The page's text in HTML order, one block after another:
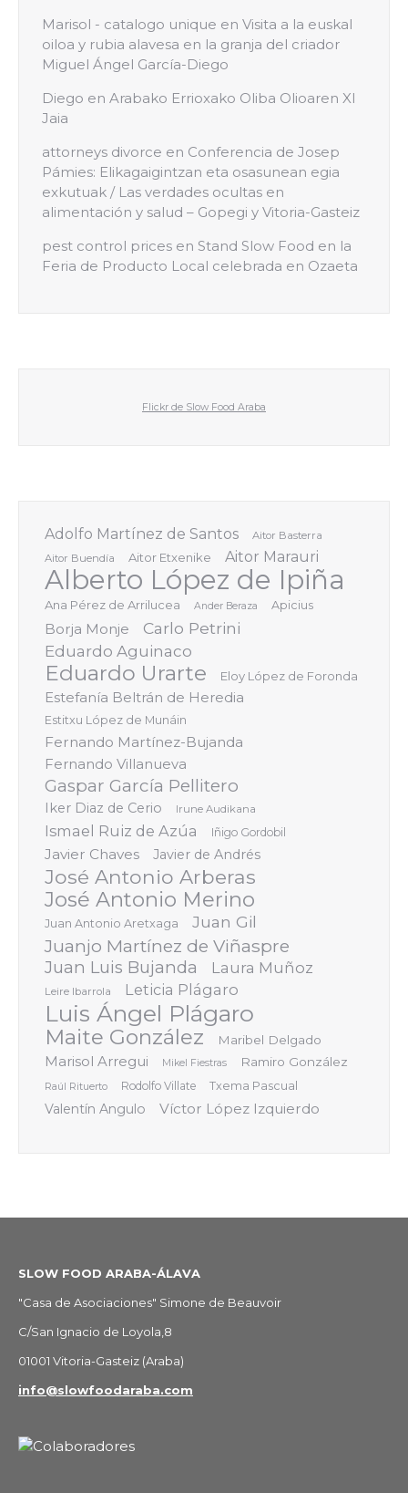
Marisol - catalogo unique en Visita a la euskal
oiloa y rubia alavesa en la granja del criador
Miguel Ángel García-Diego
Diego en Arabako Errioxako Oliba Olioaren XI
Jaia
attorneys divorce en Conferencia de Josep
Pámies: Elikagaigintzan eta osasunean egia
exkutuak / Las verdades ocultas en
alimentación y salud – Gopegi y Vitoria-Gasteiz
pest control prices en Stand Slow Food en la
Feria de Producto Local celebrada en Ozaeta
Flickr de Slow Food Araba
Adolfo Martínez de Santos
Aitor Basterra
Aitor Buendía
Aitor Etxenike Aitor Marauri
Alberto López de Ipiña
Ana Pérez de Arrilucea Ander Beraza Apicius
Borja Monje Carlo Petrini
Eduardo Aguinaco
Eduardo Urarte Eloy López de Foronda
Estefanía Beltrán de Heredia
Estitxu López de Munáin
Fernando Martínez-Bujanda
Fernando Villanueva
Gaspar García Pellitero
Iker Diaz de Cerio Irune Audikana
Ismael Ruiz de Azúa Iñigo Gordobil
Javier Chaves Javier de Andrés
José Antonio Arberas
José Antonio Merino
Juan Antonio Aretxaga Juan Gil
Juanjo Martínez de Viñaspre
Juan Luis Bujanda Laura Muñoz
Leire Ibarrola Leticia Plágaro
Luis Ángel Plágaro
Maite González Maribel Delgado
Marisol Arregui Mikel Fiestras Ramiro González
Raúl Rituerto Rodolfo Villate Txema Pascual
Valentín Angulo Víctor López Izquierdo
SLOW FOOD ARABA-ÁLAVA
"Casa de Asociaciones" Simone de Beauvoir
C/San Ignacio de Loyola,8
01001 Vitoria-Gasteiz (Araba)
info@slowfoodaraba.com